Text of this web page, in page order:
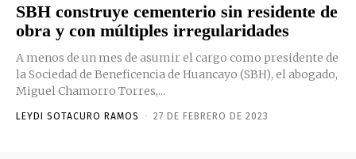
SBH construye cementerio sin residente de
obra y con múltiples irregularidades
A menos de un mes de asumir el cargo como presidente de
la Sociedad de Beneficencia de Huancayo (SBH), el abogado,
Miguel Chamorro Torres,...
LEYDI SOTACURO RAMOS - 27 DE FEBRERO DE 2023